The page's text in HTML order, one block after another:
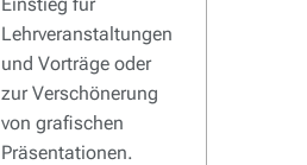
Lehrveranstaltungen
und Vorträge oder
zur Verschönerung
von grafischen
Präsentationen.